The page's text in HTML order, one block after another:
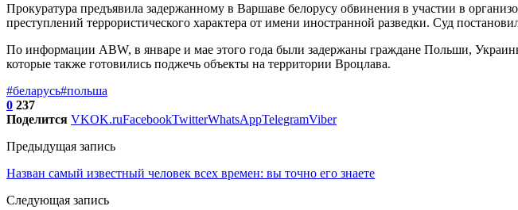
Прокуратура предъявила задержанному в Варшаве белорусу обвинения в участии в
преступлений террористического характера от имени иностранной разведки. Суд
По информации ABW, в январе и мае этого года были задержаны граждане Польши,
которые также готовились поджечь объекты на территории Вроцлава.
#беларусь#польша
0 237
Поделится VKOK.ruFacebookTwitterWhatsAppTelegramViber
Предыдущая запись
Назван самый известный человек всех времен: вы точно его знаете
Следующая запись